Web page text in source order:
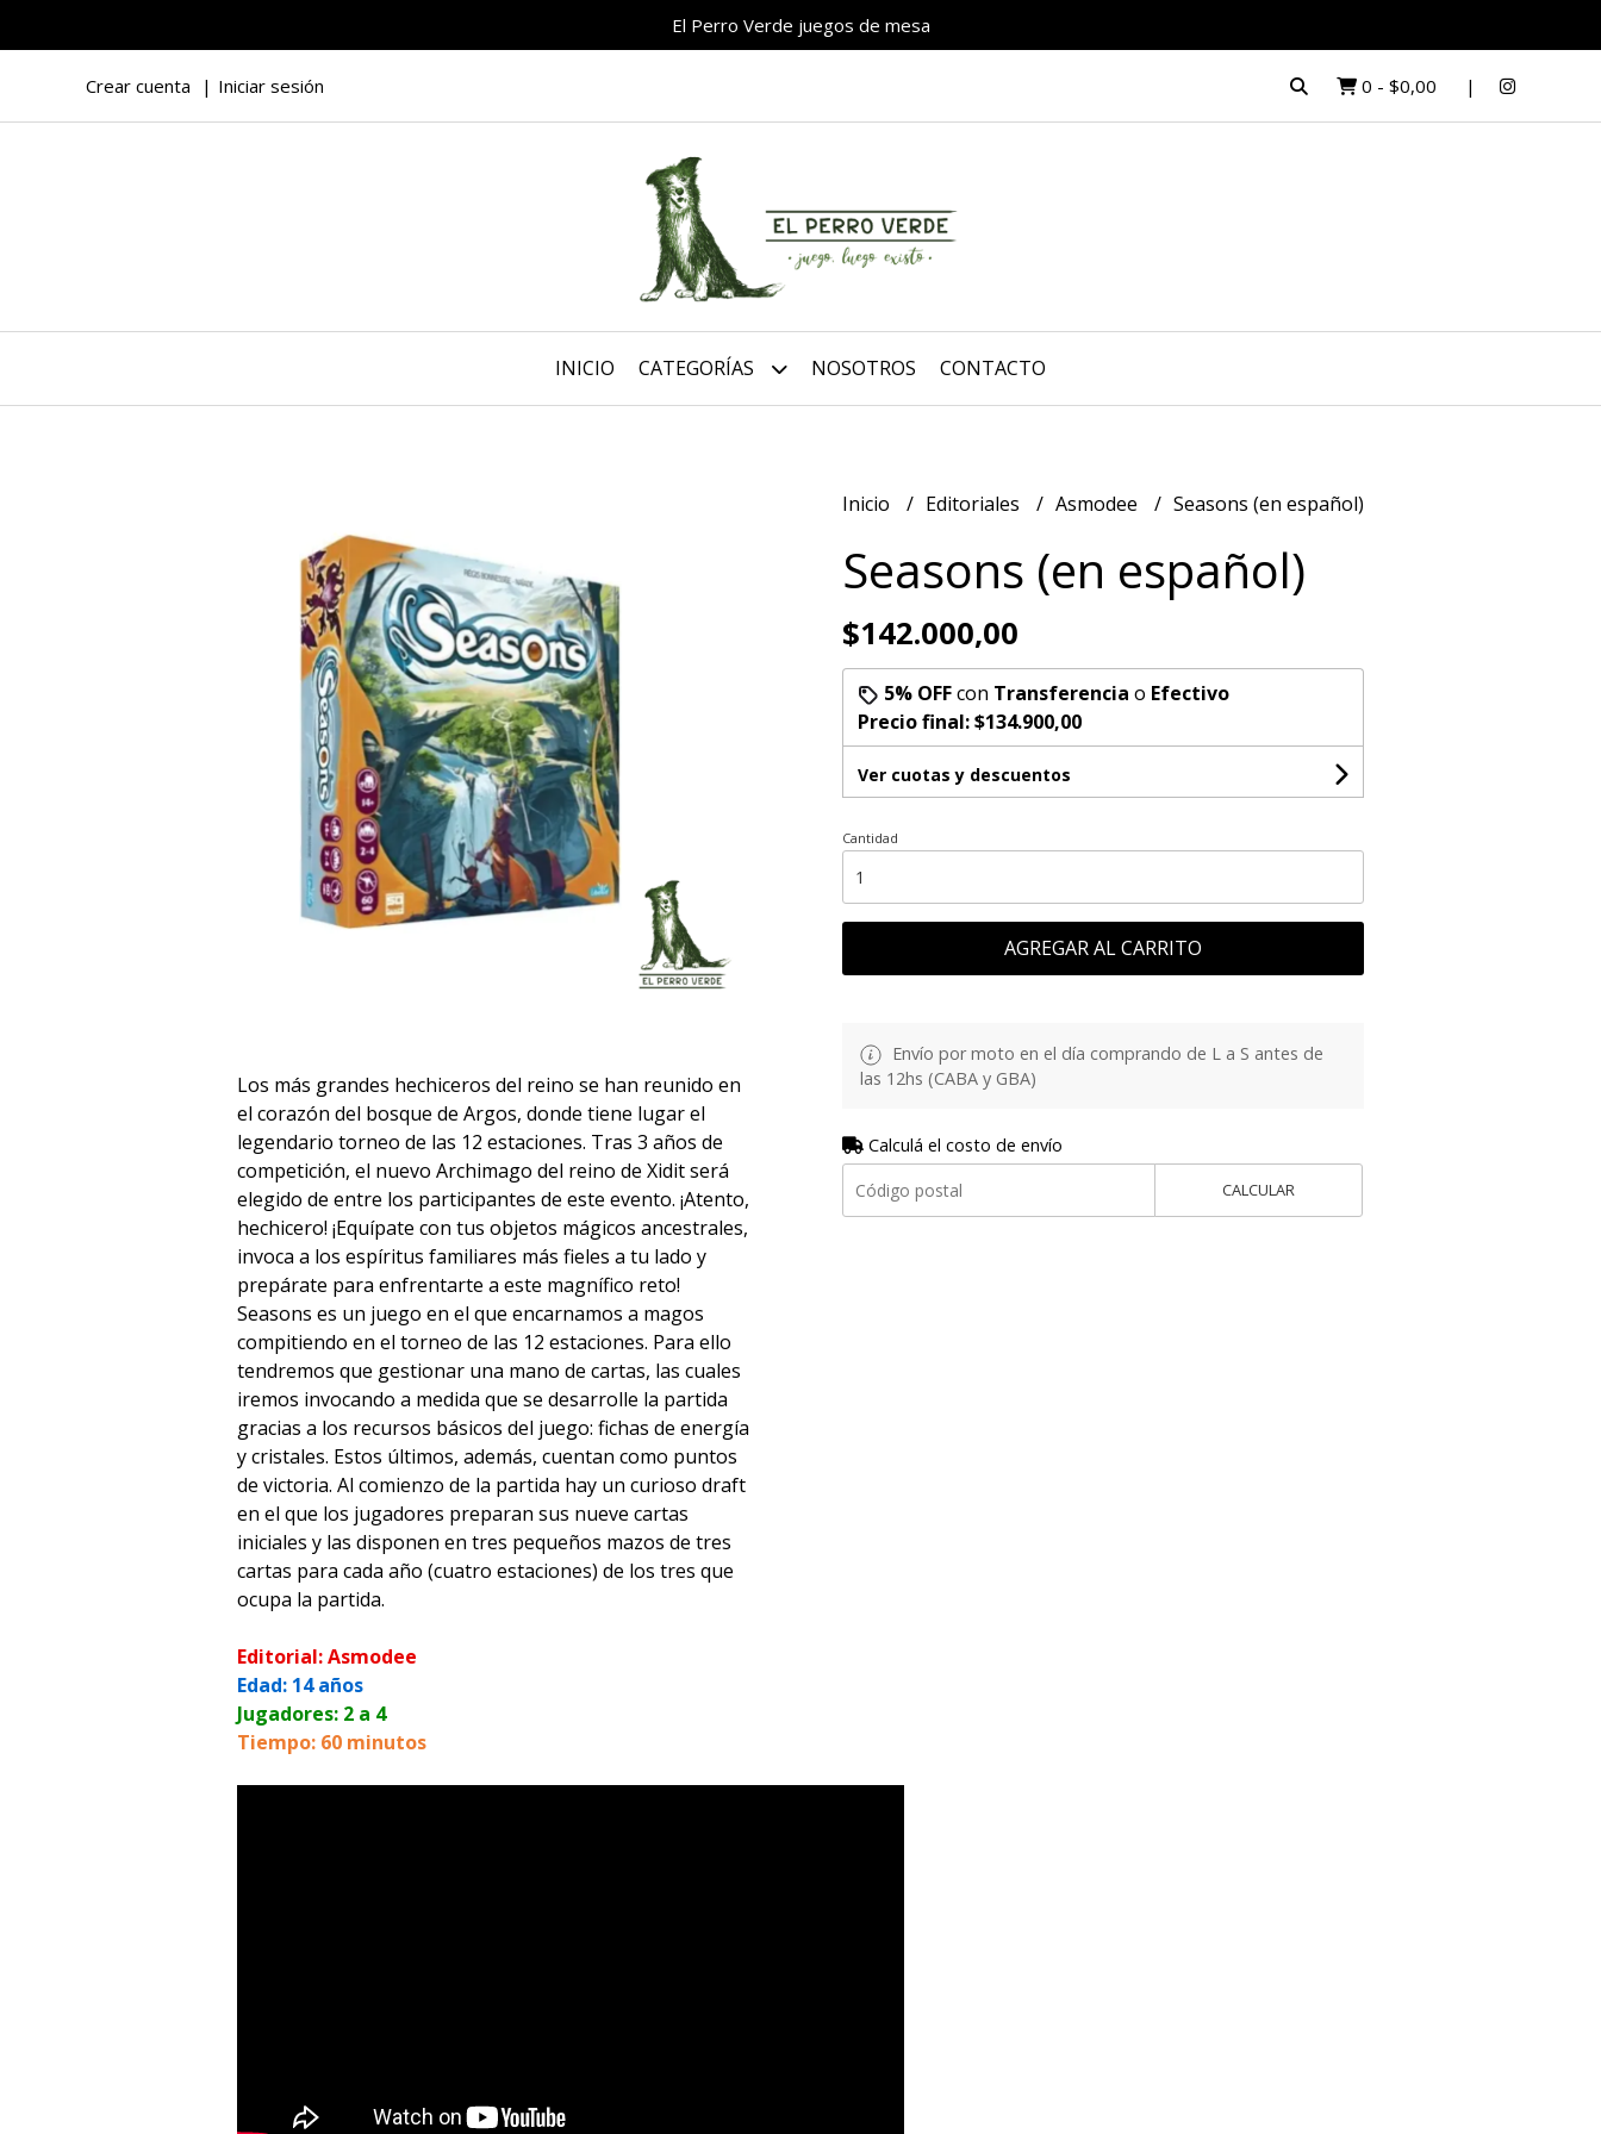
El Perro Verde juegos de mesa
Crear cuenta Iniciar sesión 0 - $0,00
INICIO CATEGORÍAS NOSOTROS CONTACTO
Los más grandes hechiceros del reino se han reunido en
el corazón del bosque de Argos, donde tiene lugar el
legendario torneo de las 12 estaciones. Tras 3 años de
competición, el nuevo Archimago del reino de Xidit será
elegido de entre los participantes de este evento. ¡Atento,
hechicero! ¡Equípate con tus objetos mágicos ancestrales,
invoca a los espíritus familiares más fieles a tu lado y
prepárate para enfrentarte a este magnífico reto!
Seasons es un juego en el que encarnamos a magos
compitiendo en el torneo de las 12 estaciones. Para ello
tendremos que gestionar una mano de cartas, las cuales
iremos invocando a medida que se desarrolle la partida
gracias a los recursos básicos del juego: fichas de energía
y cristales. Estos últimos, además, cuentan como puntos
de victoria. Al comienzo de la partida hay un curioso draft
en el que los jugadores preparan sus nueve cartas
iniciales y las disponen en tres pequeños mazos de tres
cartas para cada año (cuatro estaciones) de los tres que
ocupa la partida.
Editorial: Asmodee
Edad: 14 años
Jugadores: 2 a 4
Tiempo: 60 minutos
Inicio Editoriales Asmodee Seasons (en español)
Seasons (en español)
$142.000,00
5% OFFcon Transferencia o Efectivo
Precio final:$134.900,00
Ver cuotas y descuentos
Cantidad
AGREGAR AL CARRITO
Envío por moto en el día comprando de L a S antes de
las 12hs (CABA y GBA)
Calculá el costo de envío
CALCULAR